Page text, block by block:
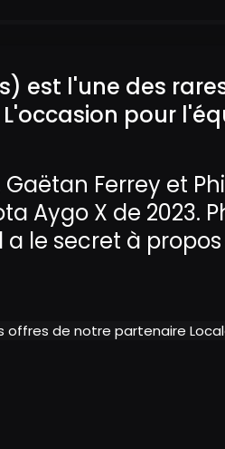
est l'une des
pour
Ferrey et
Aygo X de 2023.
le secret à propos
offres de notre partenaire